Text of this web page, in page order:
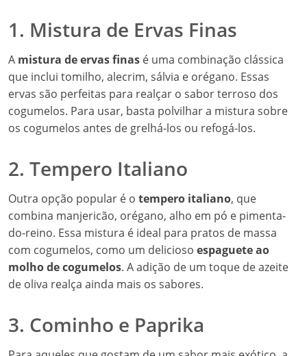
1. Mistura de Ervas Finas
A mistura de ervas finas é uma combinação clássica
que inclui tomilho, alecrim, sálvia e orégano. Essas
ervas são perfeitas para realçar o sabor terroso dos
cogumelos. Para usar, basta polvilhar a mistura sobre
os cogumelos antes de grelhá-los ou refogá-los.
2. Tempero Italiano
Outra opção popular é o tempero italiano, que
combina manjericão, orégano, alho em pó e pimenta-
do-reino. Essa mistura é ideal para pratos de massa
com cogumelos, como um delicioso espaguete ao
molho de cogumelos. A adição de um toque de azeite
de oliva realça ainda mais os sabores.
3. Cominho e Paprika